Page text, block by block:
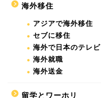
海外移住
アジアで海外移住
セブに移住
海外で日本のテレビ
海外就職
海外送金
留学とワーホリ